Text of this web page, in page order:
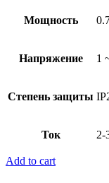
Мощность
Напряжение 1
Степень защиты
Ток 2-
Add to cart